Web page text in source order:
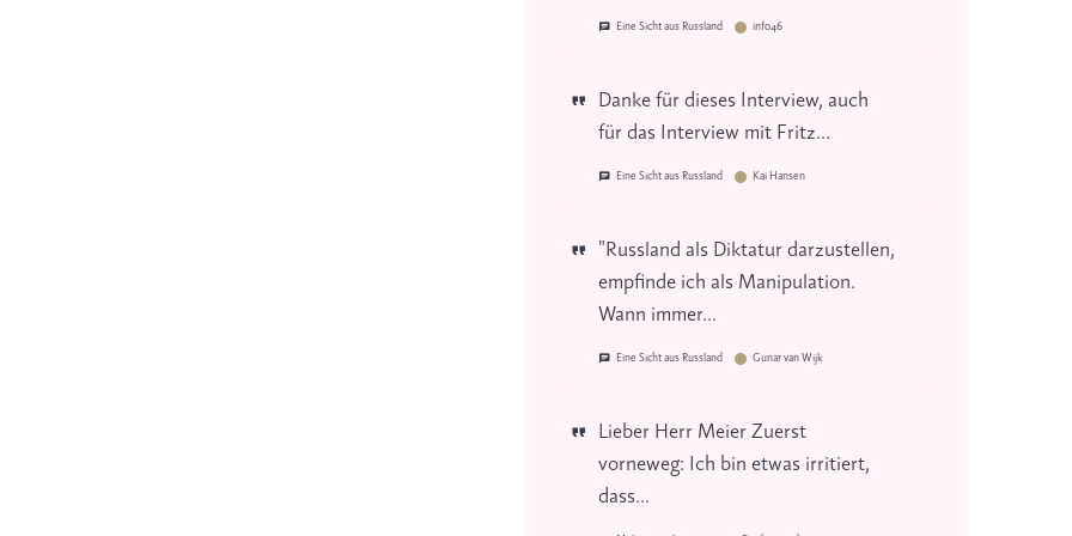
Eine Sicht aus Russland info46
Danke für dieses Interview, auch
für das Interview mit Fritz...
Eine Sicht aus Russland Kai Hansen
"Russland als Diktatur darzustellen,
empfinde ich als Manipulation.
Wann immer...
Eine Sicht aus Russland Gunar van Wijk
Lieber Herr Meier Zuerst
vorneweg: Ich bin etwas irritiert,
dass...